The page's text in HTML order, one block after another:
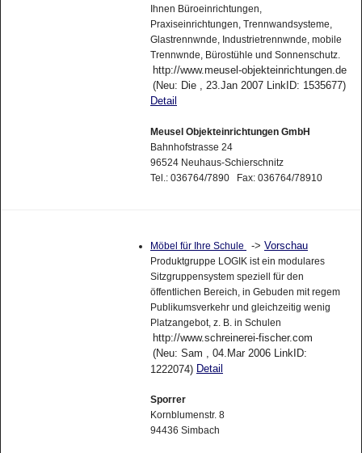
Ihnen Büroeinrichtungen,
Praxiseinrichtungen, Trennwandsysteme,
Glastrennwnde, Industrietrennwnde, mobile
Trennwnde, Bürostühle und Sonnenschutz.
http://www.meusel-objekteinrichtungen.de
(Neu: Die , 23.Jan 2007 LinkID: 1535677)
Detail
Meusel Objekteinrichtungen GmbH
Bahnhofstrasse 24
96524 Neuhaus-Schierschnitz
Tel.: 036764/7890 Fax: 036764/78910
Möbel für Ihre Schule -> Vorschau
Produktgruppe LOGIK ist ein modulares
Sitzgruppensystem speziell für den
öffentlichen Bereich, in Gebuden mit regem
Publikumsverkehr und gleichzeitig wenig
Platzangebot, z. B. in Schulen
http://www.schreinerei-fischer.com
(Neu: Sam , 04.Mar 2006 LinkID:
1222074) Detail
Sporrer
Kornblumenstr. 8
94436 Simbach